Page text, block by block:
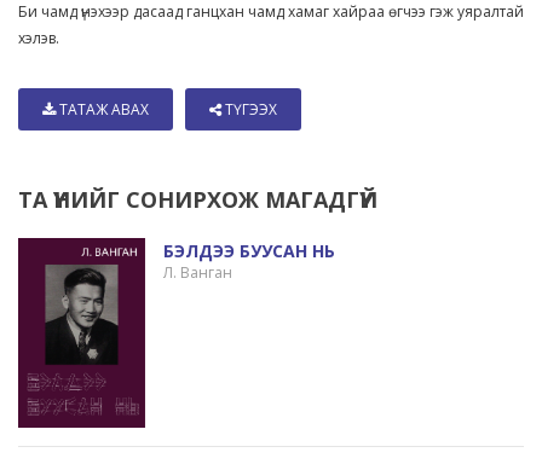
Би чамд үнэхээр дасаад ганцхан чамд хамаг хайраа өгчээ гэж уяралтай
хэлэв.
ТАТАЖ АВАХ ТҮГЭЭХ
ТА ҮҮНИЙГ СОНИРХОЖ МАГАДГҮЙ
БЭЛДЭЭ БУУСАН НЬ
Л. Ванган